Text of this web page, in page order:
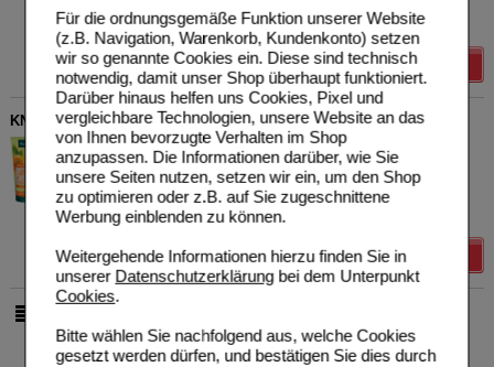
Für die ordnungsgemäße Funktion unserer Website
(z.B. Navigation, Warenkorb, Kundenkonto) setzen
wir so genannte Cookies ein. Diese sind technisch
notwendig, damit unser Shop überhaupt funktioniert.
Darüber hinaus helfen uns Cookies, Pixel und
vergleichbare Technologien, unsere Website an das
von Ihnen bevorzugte Verhalten im Shop
anzupassen. Die Informationen darüber, wie Sie
unsere Seiten nutzen, setzen wir ein, um den Shop
zu optimieren oder z.B. auf Sie zugeschnittene
Werbung einblenden zu können.
Weitergehende Informationen hierzu finden Sie in
unserer Datenschutzerklärungbei dem Unterpunkt
Cookies.
Bitte wählen Sie nachfolgend aus, welche Cookies
gesetzt werden dürfen, und bestätigen Sie dies durch
Sie sparen 0,80 €
Grundpreis
15,95 €
KNEIPP Aroma-Pflegedusche Glücksgefühl
Kneipp GmbH
20196689
200ml Duschgel
UVP**
Unser Preis*
Sie sparen
Grundpreis